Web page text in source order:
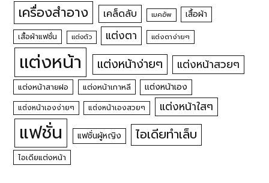
เครื่องสำอาง เคล็ดลับ เมคอัพ เสื้อผ้า
เสื้อผ้าแฟชั่น แต่งตัว แต่งตา แต่งตาง่ายๆ
แต่งหน้า แต่งหน้าง่ายๆ แต่งหน้าสวยๆ
แต่งหน้าสายฝอ แต่งหน้าเกาหลี แต่งหน้าเอง
แต่งหน้าเองง่ายๆ แต่งหน้าเองสวยๆ แต่งหน้าใสๆ
แฟชั่น แฟชั่นผู้หญิง ไอเดียทำเล็บ
ไอเดียแต่งหน้า